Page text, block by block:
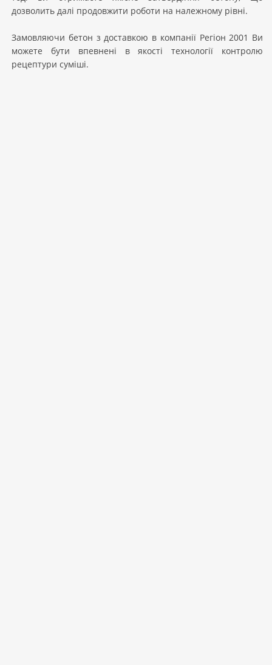
дозволить далі продовжити роботи на належному рівні.
Замовляючи бетон з доставкою в компанії Регіон 2001 Ви
можете бути впевнені в якості технології контролю
рецептури суміші.